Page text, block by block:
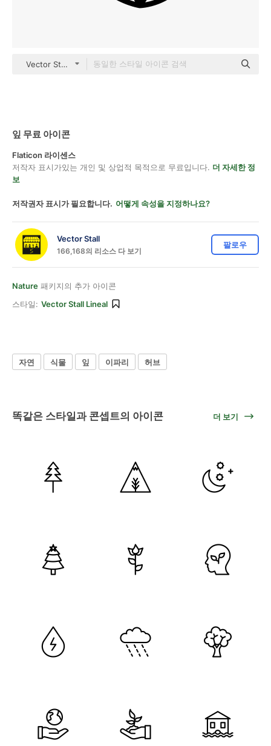
Vector Stall Lineal
잎 무료 아이콘
Flaticon 라이센스
저작자 표시가있는 개인 및 상업적 목적으로 무료입니다. 더 자세한 정
보
저작권자 표시가 필요합니다. 어떻게 속성을 지정하나요?
Vector Stall
166,168의 리소스 다 보기
팔로우
Nature 패키지의 추가 아이콘
스타일: Vector Stall Lineal
자연 식물 잎 이파리 허브
똑같은 스타일과 콘셉트의 아이콘 더 보기